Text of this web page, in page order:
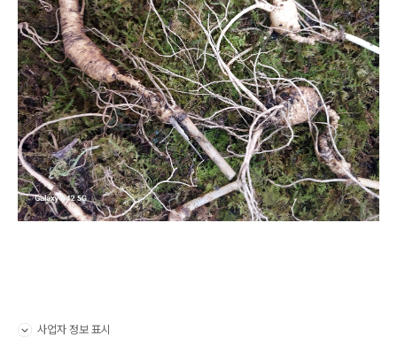
사업자 정보 표시